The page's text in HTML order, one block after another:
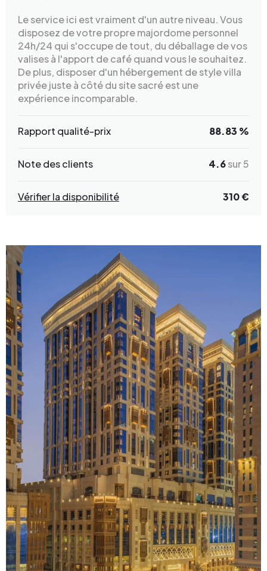
Le service ici est vraiment d'un autre niveau. Vous
disposez de votre propre majordome personnel
24h/24 qui s'occupe de tout, du déballage de vos
valises à l'apport de café quand vous le souhaitez.
De plus, disposer d'un hébergement de style villa
privée juste à côté du site sacré est une
expérience incomparable.
Rapport qualité-prix 88.83 %
Note des clients 4.6sur 5
Vérifier la disponibilité 310 €